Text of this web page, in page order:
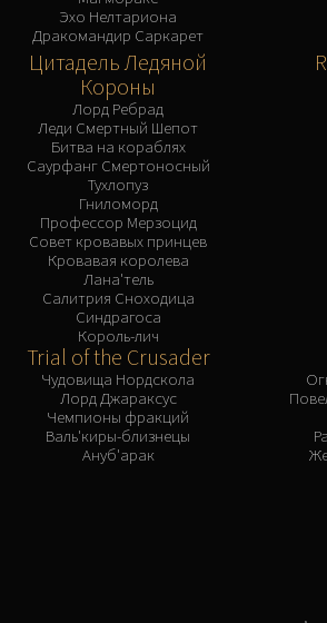
Эхо Нелтариона
Дракомандир Саркарет
Цитадель Ледяной
Короны
Лорд Ребрад
Леди Смертный Шепот
Битва на кораблях
Саурфанг Смертоносный
Тухлопуз
Гниломорд
Профессор Мерзоцид
Совет кровавых принцев
Кровавая королева
Лана'тель
Салитрия Сноходица
Синдрагоса
Король-лич
Trial of the Crusader
Чудовища Нордскола
Лорд Джараксус
Чемпионы фракций
Валь'киры-близнецы
Ануб'арак